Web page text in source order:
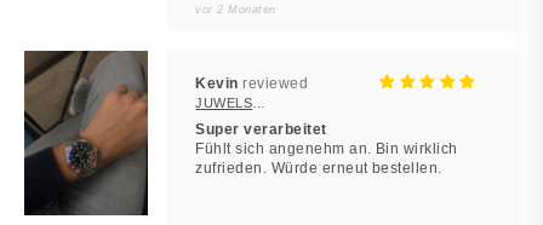
vor 2 Monaten
Kevin
Super verarbeitet
Fühlt sich angenehm an. Bin wirklich
zufrieden. Würde erneut bestellen.